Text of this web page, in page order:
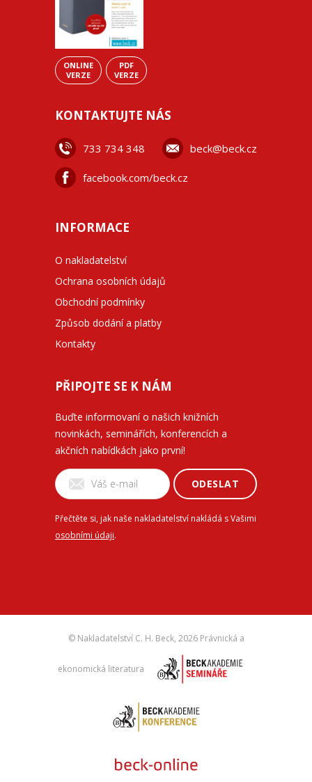
ONLINE
VERZE
PDF
VERZE
KONTAKTUJTE NÁS
733 734 348 beck@beck.cz
facebook.com/beck.cz
INFORMACE
O nakladatelství
Ochrana osobních údajů
Obchodní podmínky
Způsob dodání a platby
Kontakty
PŘIPOJTE SE K NÁM
Buďte informovaní o našich knižních
novinkách, seminářích, konferencích a
akčních nabídkách jako první!
ODESLAT
Přečtěte si, jak naše nakladatelství nakládá s Vašimi
osobními údaji.
© Nakladatelství C. H. Beck, 2026 Právnická a
ekonomická literatura